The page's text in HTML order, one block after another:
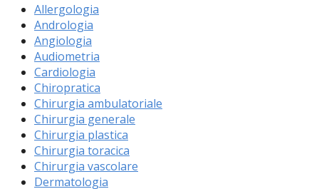
Allergologia
Andrologia
Angiologia
Audiometria
Cardiologia
Chiropratica
Chirurgia ambulatoriale
Chirurgia generale
Chirurgia plastica
Chirurgia toracica
Chirurgia vascolare
Dermatologia